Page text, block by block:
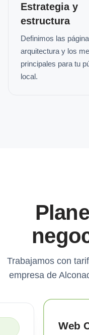
Estrategia y
estructura
Definimos las
arquitectura y los
principales para tu
local.
Trabajamos con
empresa de
Web